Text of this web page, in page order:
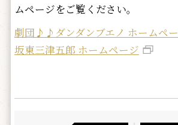
ムページをご覧ください。
劇団♪♪ダンダンブエノ ホームペ
坂東三津五郎 ホームページ